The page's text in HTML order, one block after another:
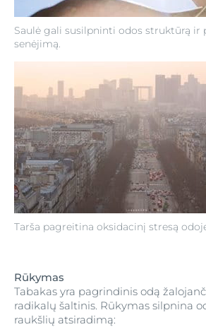
Saulė gali susilpninti odos struktūrą ir
senėjimą.
Tarša pagreitina oksidacinį stresą
Rūkymas
Tabakas yra pagrindinis odą
radikalų šaltinis. Rūkymas silpnina
raukšlių atsiradimą: